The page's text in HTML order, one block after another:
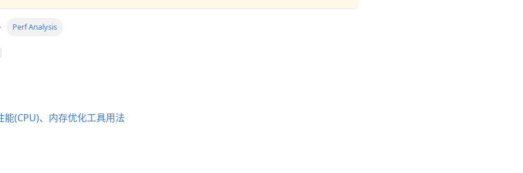
Perf Analysis
能(CPU)、内存优化工具用法